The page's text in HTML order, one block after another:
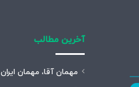
آخرین مطالب
مهمان آقا، مهمان ایران